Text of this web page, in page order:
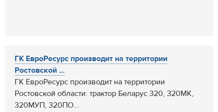
ГК ЕвроРесурс производит на территории
Ростовской ...
ГК ЕвроРесурс производит на территории
Ростовской области: трактор Беларус 320, 320МК,
320МУП, 320ПО...